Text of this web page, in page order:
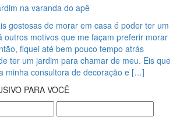
na varanda do apê
gostosas de morar em casa é poder ter um
outros motivos que me façam preferir morar
fiquei até bem pouco tempo atrás
ter um jardim para chamar de meu. Eis que
minha consultora de decoração e […]
PARA VOCÊ